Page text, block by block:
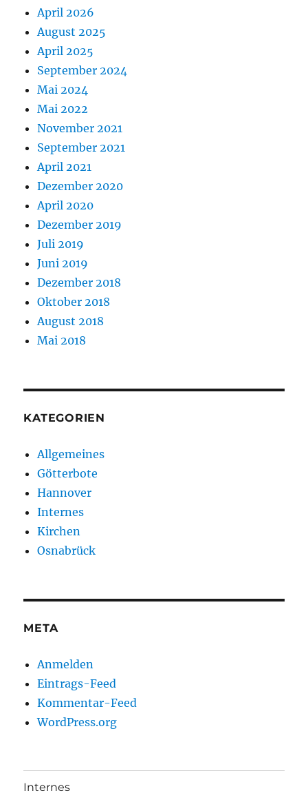
April 2026
August 2025
April 2025
September 2024
Mai 2024
Mai 2022
November 2021
September 2021
April 2021
Dezember 2020
April 2020
Dezember 2019
Juli 2019
Juni 2019
Dezember 2018
Oktober 2018
August 2018
Mai 2018
KATEGORIEN
Allgemeines
Götterbote
Hannover
Internes
Kirchen
Osnabrück
META
Anmelden
Eintrags-Feed
Kommentar-Feed
WordPress.org
Internes